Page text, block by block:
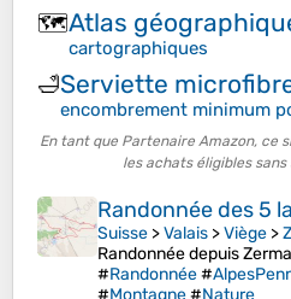
🗺️Atlas
cartographiques
🛁Serviette
encombrement minimum
En tant que Partenaire Amazon, ce
les achats éligibles
Randonnée des 5
Suisse >Valais >Viège >
Randonnée depuis
#Randonnée#
#Montagne#Nature